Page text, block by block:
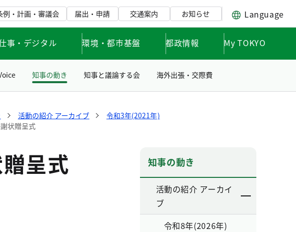
例・計画・審議会 届出・申請 交通案内 お知らせ Language
事・デジタル 環境・都市基盤 都政情報 My TOKYO
知事の動き 知事と議論する会 海外出張・交際費
活動の紹介 アーカイブ
令和3年(2021年)
状贈呈式
呈式 知事の動き
活動の紹介 アーカイ
ブ
令和8年(2026年)